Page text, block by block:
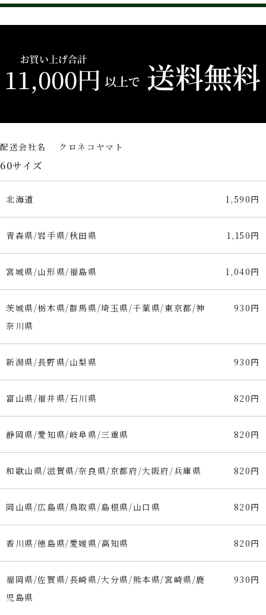
配送会社名 クロネコヤマト
60サイズ
北海道 1,590円
青森県/岩手県/秋田県 1,150円
宮城県/山形県/福島県 1,040円
茨城県/栃木県/群馬県/埼玉県/千葉県/東京都/神
奈川県
930円
新潟県/長野県/山梨県 930円
富山県/福井県/石川県 820円
静岡県/愛知県/岐阜県/三重県 820円
和歌山県/滋賀県/奈良県/京都府/大阪府/兵庫県 820円
岡山県/広島県/鳥取県/島根県/山口県 820円
香川県/徳島県/愛媛県/高知県 820円
福岡県/佐賀県/長崎県/大分県/熊本県/宮崎県/鹿
児島県
930円